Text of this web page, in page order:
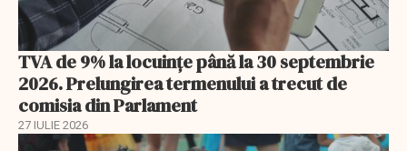
TVA de 9% la locuințe până la 30 septembrie
2026. Prelungirea termenului a trecut de
comisia din Parlament
27 IULIE 2026